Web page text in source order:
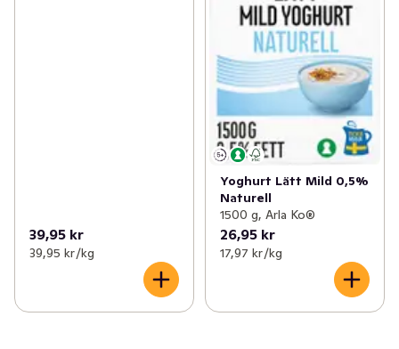
39,95 kr
39,95 kr /kg
Yoghurt Lätt Mild 0,5%
Naturell
1500 g, Arla Ko®
26,95 kr
17,97 kr /kg